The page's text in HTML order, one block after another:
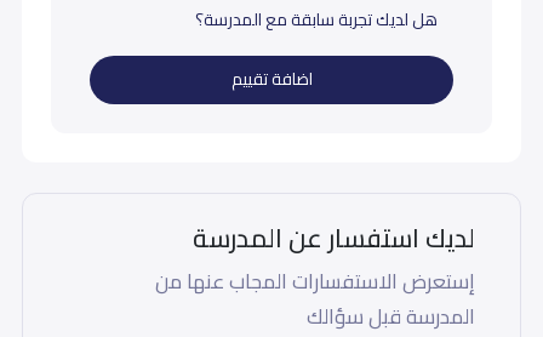
هل لديك تجربة سابقة مع المدرسة؟
اضافة تقييم
لديك استفسار عن المدرسة
إستعرض الاستفسارات المجاب عنها من
المدرسة قبل سؤالك